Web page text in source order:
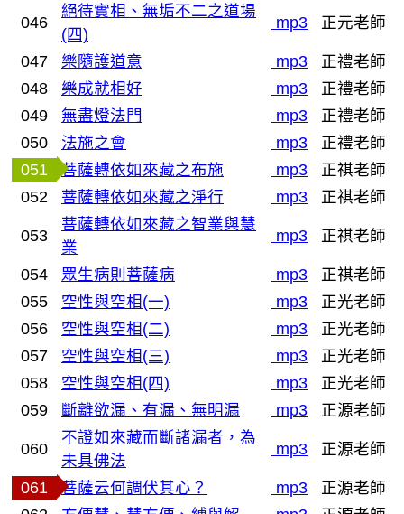
046
絕待實相、無垢不二之道場
(四)
mp3 正元老師
047 樂隨護道意 mp3
正禮老師
048
樂成就相好 mp3
正禮老師
049
無盡燈法門 mp3
正禮老師
050
法施之會 mp3
正禮老師
051
菩薩轉依如來藏之布施 mp3
正祺老師
052
菩薩轉依如來藏之淨行 mp3 正祺老師
053
菩薩轉依如來藏之智業與慧
業
mp3 正祺老師
054 眾生病則菩薩病 mp3
正祺老師
055
空性與空相(一) mp3
正光老師
056
空性與空相(二) mp3
正光老師
057
空性與空相(三) mp3
正光老師
058
空性與空相(四) mp3
正光老師
059
斷離欲漏、有漏、無明漏 mp3 正源老師
060
不證如來藏而斷諸漏者，為
未具佛法
mp3 正源老師
061 菩薩云何調伏其心？ mp3
正源老師